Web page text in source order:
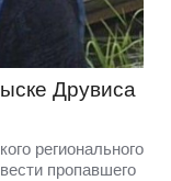
Друвиса
регионального
пропавшего